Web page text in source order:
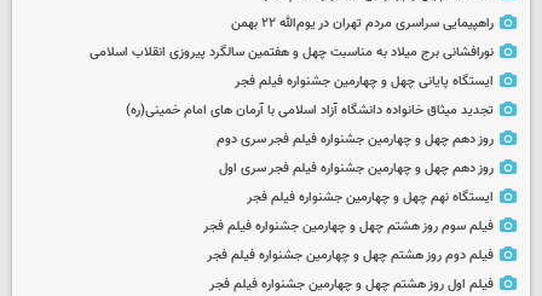
راهپیمایی سراسری مردم تهران در یوم‌الله ۲۲ بهمن
نورافشانی برج میلاد به مناسبت چهل‌ و هفتمین سالگرد پیروزی انقلاب اسلامی
ایستگاه پایانی چهل و چهارمین جشنواره فیلم فجر
تجدید میثاق خانواده دانشگاه آزاد اسلامی با آرمان های امام خمینی(ره)
روز دهم چهل و چهارمین جشنواره فیلم فجر سری دوم
روز دهم چهل و چهارمین جشنواره فیلم فجر سری اول
ایستگاه نهم چهل و چهارمین جشنواره فیلم فجر
فیلم سوم روز هشتم چهل و چهارمین جشنواره فیلم فجر
فیلم دوم روز هشتم چهل و چهارمین جشنواره فیلم فجر
فیلم اول روز هشتم چهل و چهارمین جشنواره فیلم فجر